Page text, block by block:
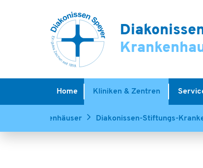
Home Kliniken & Zentren
Krankenhäuser Diakonissen-Stiftungs-